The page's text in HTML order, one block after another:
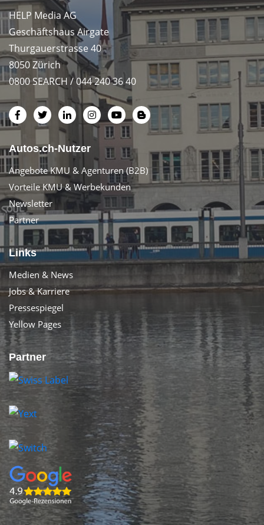
HELP Media AG
Geschäftshaus Airgate
Thurgauerstrasse 40
8050 Zürich
0800 SEARCH / 044 240 36 40
Autos.ch-Nutzer
Angebote KMU & Agenturen (B2B)
Vorteile KMU & Werbekunden
Newsletter
Partner
Links
Medien & News
Jobs & Karriere
Pressespiegel
Yellow Pages
Partner